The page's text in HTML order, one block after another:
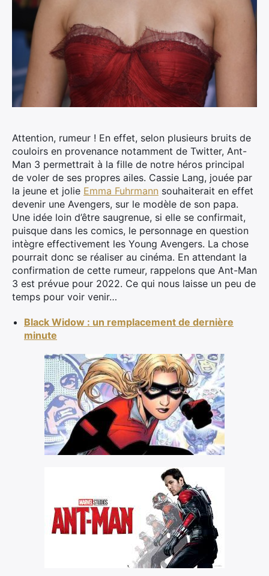
Attention, rumeur ! En effet, selon plusieurs bruits de
couloirs en provenance notamment de Twitter, Ant-
Man 3 permettrait à la fille de notre héros principal
de voler de ses propres ailes. Cassie Lang, jouée par
la jeune et jolie Emma Fuhrmann souhaiterait en effet
devenir une Avengers, sur le modèle de son papa.
Une idée loin d’être saugrenue, si elle se confirmait,
puisque dans les comics, le personnage en question
intègre effectivement les Young Avengers. La chose
pourrait donc se réaliser au cinéma. En attendant la
confirmation de cette rumeur, rappelons que Ant-Man
3 est prévue pour 2022. Ce qui nous laisse un peu de
temps pour voir venir…
Black Widow : un remplacement de dernière
minute